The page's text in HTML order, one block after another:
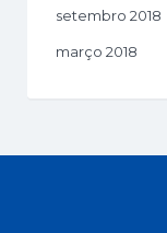
setembro 2018
março 2018